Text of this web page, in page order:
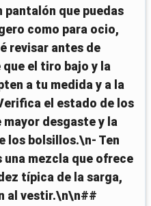
pantalón que puedas
como para ocio,
revisar antes de
el tiro bajo y la
a tu medida y a la
el estado de los
desgaste y la
los bolsillos.\n- Ten
mezcla que ofrece
típica de la sarga,
al vestir.\n\n##